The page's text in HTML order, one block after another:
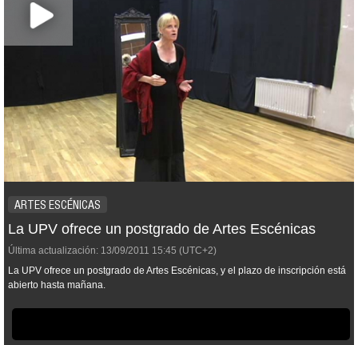
ARTES ESCÉNICAS
La UPV ofrece un postgrado de Artes Escénicas
Última actualización: 13/09/2011 15:45 (UTC+2)
La UPV ofrece un postgrado de Artes Escénicas, y el plazo de inscripción está
abierto hasta mañana.